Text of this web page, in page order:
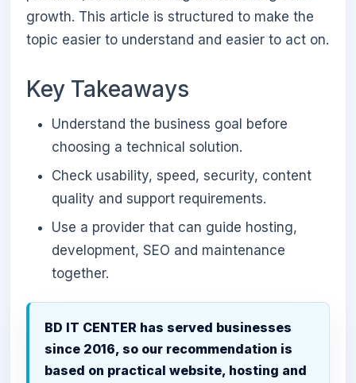
growth. This article is structured to make the
topic easier to understand and easier to act on.
Key Takeaways
Understand the business goal before
choosing a technical solution.
Check usability, speed, security, content
quality and support requirements.
Use a provider that can guide hosting,
development, SEO and maintenance
together.
BD IT CENTER has served businesses
since 2016, so our recommendation is
based on practical website, hosting and